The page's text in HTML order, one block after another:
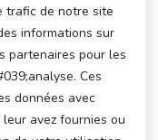
En stock
€201,50
trafic de notre site
informations sur
partenaires pour les
Ces
données avec
avez fournies ou